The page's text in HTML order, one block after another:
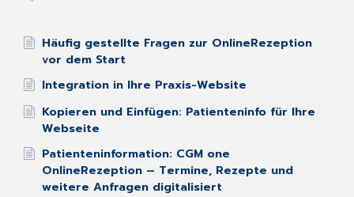
Häufig gestellte Fragen zur OnlineRezeption
vor dem Start
Integration in Ihre Praxis-Website
Kopieren und Einfügen: Patienteninfo für Ihre
Webseite
Patienteninformation: CGM one
OnlineRezeption – Termine, Rezepte und
weitere Anfragen digitalisiert